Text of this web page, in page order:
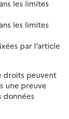
les limites
les limites
par l’article
droits peuvent
une preuve
données